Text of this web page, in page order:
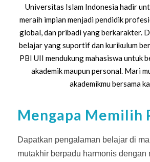
Universitas Islam Indonesia hadir
meraih impian menjadi pendidik
global, dan pribadi yang berkarakter.
belajar yang suportif dan kurikulum
PBI UII mendukung mahasiswa untuk
akademik maupun personal. Mari
akademikmu bersama
Mengapa Memilih
Dapatkan pengalaman belajar di
mutakhir berpadu harmonis dengan